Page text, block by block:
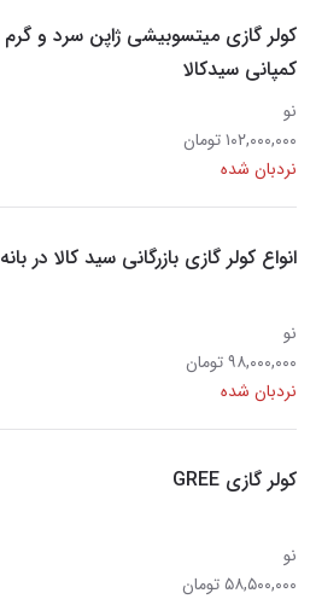
کولر گازی میتسوبیشی ژاپن سرد و گرم
کمپانی سیدکالا
نو
۱۰۲,۰۰۰,۰۰۰ تومان
نردبان شده
انواع کولر گازی بازرگانی سید کالا در بانه
نو
۹۸,۰۰۰,۰۰۰ تومان
نردبان شده
کولر گازی GREE
نو
۵۸,۵۰۰,۰۰۰ تومان